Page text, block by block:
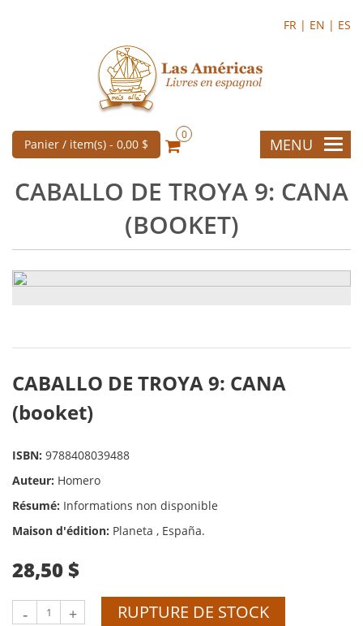
FR | EN | ES
Panier / item(s) - 0,00 $
0
MENU
CABALLO DE TROYA 9: CANA
(BOOKET)
CABALLO DE TROYA 9: CANA
(booket)
ISBN: 9788408039488
Auteur: Homero
Résumé: Informations non disponible
Maison d'édition: Planeta , España.
28,50 $
- + RUPTURE DE STOCK